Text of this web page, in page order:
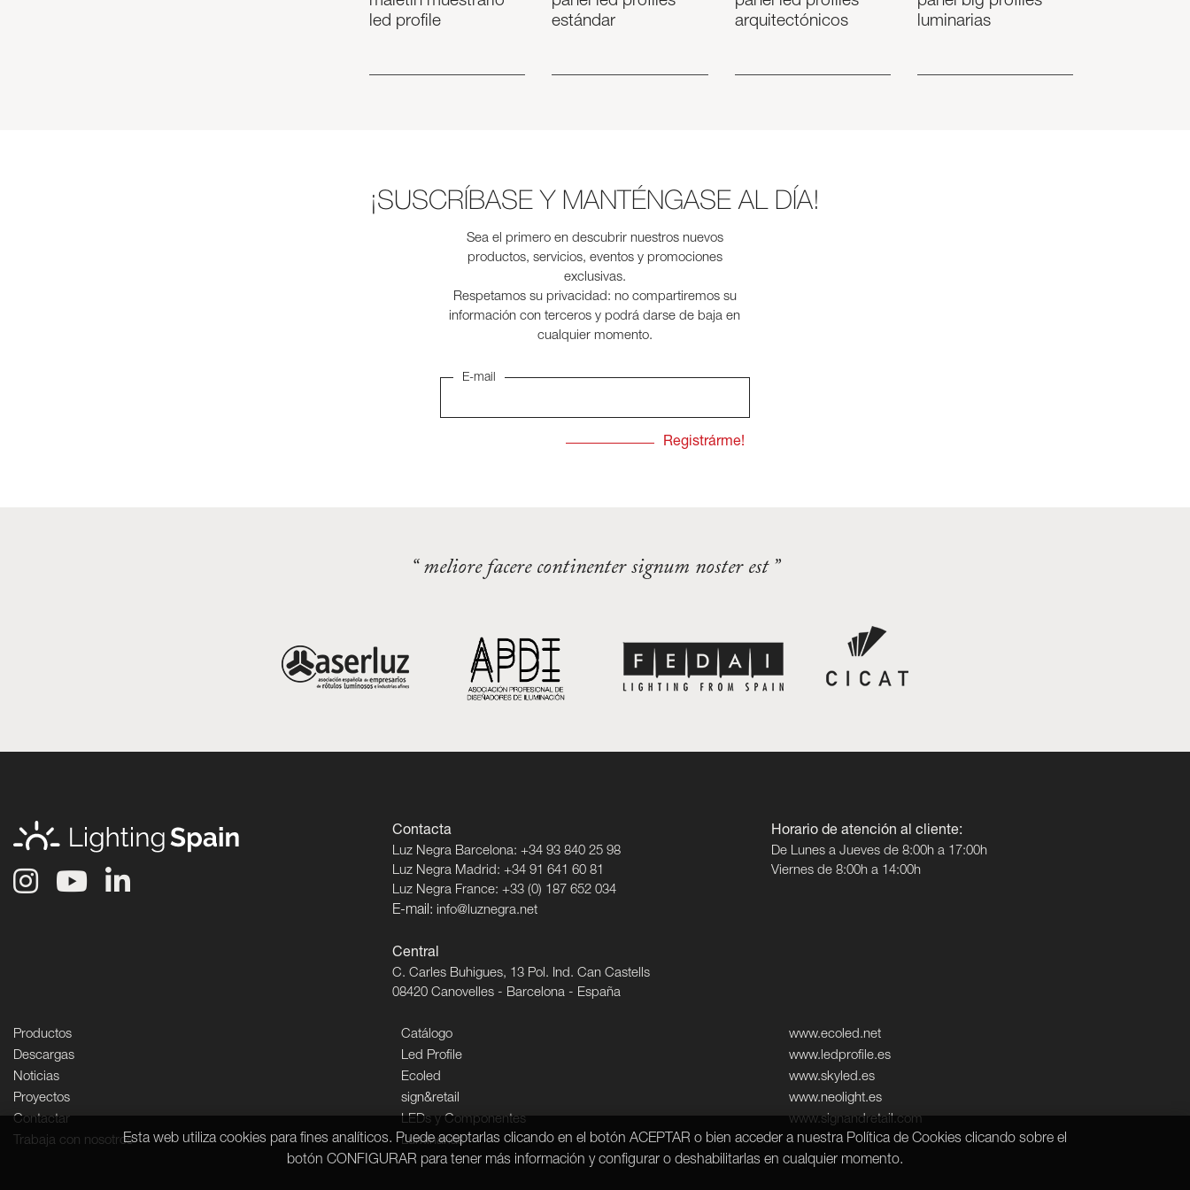
led profile
estándar
arquitectónicos
luminarias
¡SUSCRÍBASE Y MANTÉNGASE AL DÍA!
Sea el primero en descubrir nuestros nuevos
productos, servicios, eventos y promociones
exclusivas.
Respetamos su privacidad: no compartiremos su
información con terceros y podrá darse de baja en
cualquier momento.
E-mail
“ meliore facere continenter signum noster est ”
Contacta
Luz Negra Barcelona: +34 93 840 25 98
Luz Negra Madrid: +34 91 641 60 81
Luz Negra France: +33 (0) 187 652 034
E-mail: info@luznegra.net
Central
C. Carles Buhigues, 13 Pol. Ind. Can Castells
08420 Canovelles - Barcelona - España
Horario de atención al cliente:
De Lunes a Jueves de 8:00h a 17:00h
Viernes de 8:00h a 14:00h
Productos
Descargas
Noticias
Proyectos
Contactar
Trabaja con nosotros
Catálogo
Led Profile
Ecoled
sign&retail
LEDs y Componentes
Luminarias
www.ecoled.net
www.ledprofile.es
www.skyled.es
www.neolight.es
www.signandretail.com
Esta web utiliza cookies para fines analíticos. Puede aceptarlas clicando en el botón ACEPTAR o bien acceder a nuestra Política de Cookies clicando sobre el
botón CONFIGURAR para tener más información y configurar o deshabilitarlas en cualquier momento.